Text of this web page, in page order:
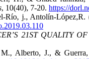
, 10(40), 7-20. https://
j., Antolín-López,R.
21ST QUALITY
Alberto, J., &